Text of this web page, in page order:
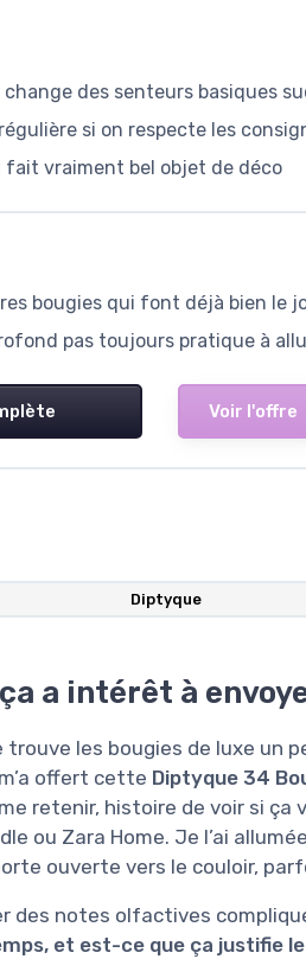
des senteurs basiques
si on respecte les
vraiment bel objet de déco
bougies qui font déjà bien le
pas toujours pratique à
Voir l'offre
Diptyque
a intérêt à
les bougies de luxe un
offert cette Diptyque 34
retenir, histoire de voir si ça
ou Zara Home. Je l’ai
ouverte vers le couloir,
des notes olfactives
et est-ce que ça justifie